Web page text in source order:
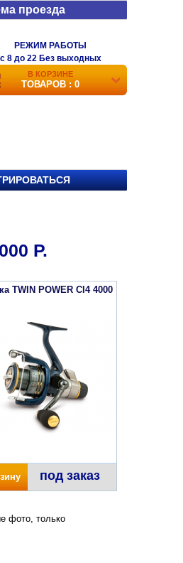
проезда
РЕЖИМ РАБОТЫ
c 8 до 22 Без выходных
В КОРЗИНЕ
ТОВАРОВ : 0
Р.
TWIN POWER CI4 4000
под заказ
фото, только